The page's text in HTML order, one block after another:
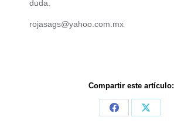
duda.
rojasags@yahoo.com.mx
Compartir este artículo:
Share
Share